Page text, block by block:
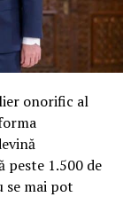
onorific al
peste 1.500 de
se mai pot